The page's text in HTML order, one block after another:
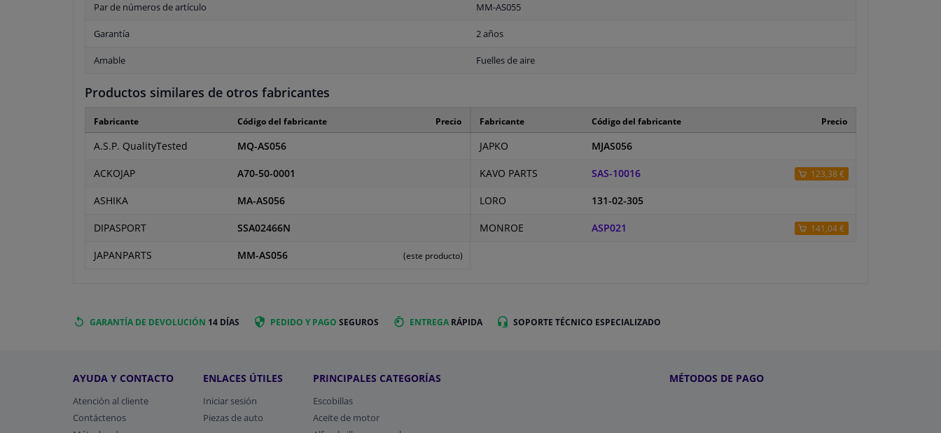
Par de números de artículo MM-AS055
Garantía 2 años
Amable Fuelles de aire
Productos similares de otros fabricantes
Fabricante Código del fabricante Precio
A.S.P. QualityTested MQ-AS056
ACKOJAP A70-50-0001
ASHIKA MA-AS056
DIPASPORT SSA02466N
JAPANPARTS MM-AS056 (este producto)
Fabricante Código del fabricante Precio
JAPKO MJAS056
KAVO PARTS SAS-10016 123,38 €
LORO 131-02-305
MONROE ASP021 141,04 €
GARANTÍA DE DEVOLUCIÓN 14 DÍAS PEDIDO Y PAGO SEGUROS ENTREGA RÁPIDA SOPORTE TÉCNICO ESPECIALIZADO
AYUDA Y CONTACTO
Atención al cliente
Contáctenos
ENLACES ÚTILES
Iniciar sesión
Piezas de auto
PRINCIPALES CATEGORÍAS
Escobillas
Aceite de motor
MÉTODOS DE PAGO